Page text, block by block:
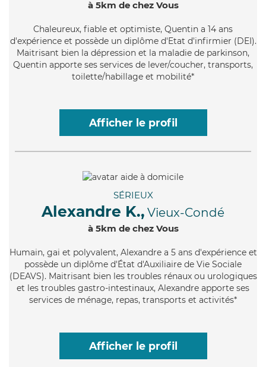
à 5km de chez Vous
Chaleureux, fiable et optimiste, Quentin a 14 ans
d'expérience et possède un diplôme d'Etat d'infirmier (DEI).
Maitrisant bien la dépression et la maladie de parkinson,
Quentin apporte ses services de lever/coucher, transports,
toilette/habillage et mobilité*
Afficher le profil
SÉRIEUX
Alexandre K., Vieux-Condé
à 5km de chez Vous
Humain, gai et polyvalent, Alexandre a 5 ans d'expérience et
possède un diplôme d'État d'Auxiliaire de Vie Sociale
(DEAVS). Maitrisant bien les troubles rénaux ou urologiques
et les troubles gastro-intestinaux, Alexandre apporte ses
services de ménage, repas, transports et activités*
Afficher le profil